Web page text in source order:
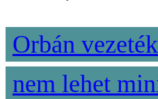
Orbán
nem lehet